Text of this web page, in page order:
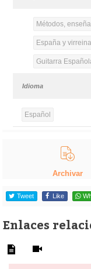
Métodos,
España y
Guitarra
Idioma
Español
Archivar
Tweet Like
Enlaces